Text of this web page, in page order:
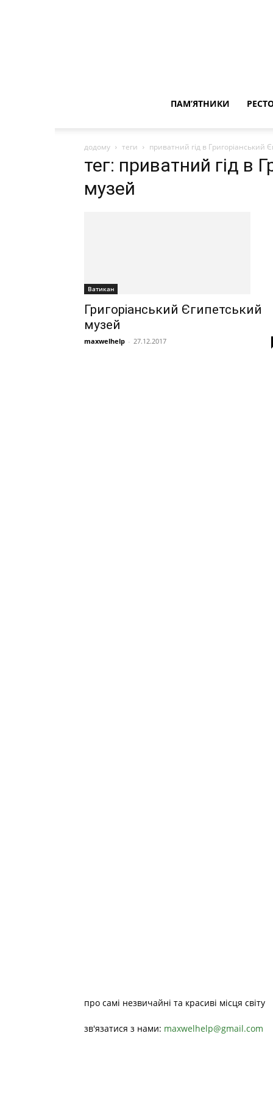
ПАМ’ЯТНИКИ
додому теги приватний гід в Григоріанський
тег: приватний гід в
музей
Ватикан
Григоріанський Єгипетський
музей
maxwelhelp - 27.12.2017
про самі незвичайні та красиві місця світу
зв'язатися з нами: maxwelhelp@gmail.com